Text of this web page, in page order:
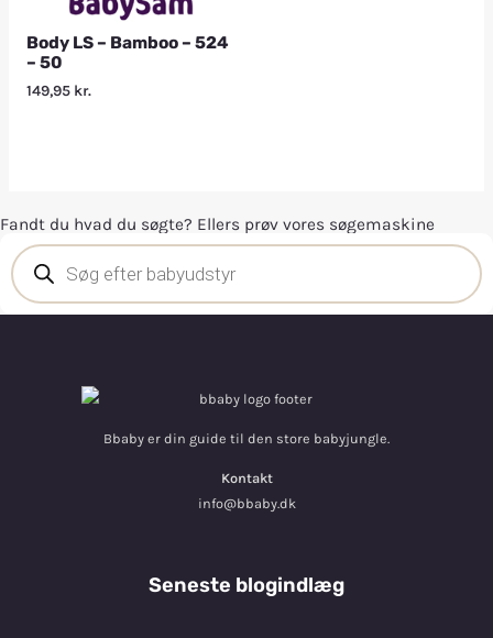
Body LS – Bamboo – 524
– 50
149,95 kr.
Fandt du hvad du søgte? Ellers prøv vores søgemaskine
Bbaby er din guide til den store babyjungle.
Kontakt
info@bbaby.dk
Seneste blogindlæg